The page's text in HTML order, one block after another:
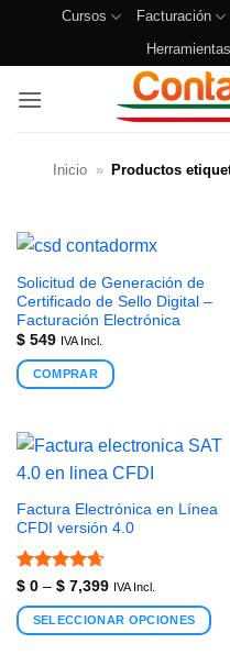
Cursos Facturación
Herramientas
Inicio » Productos
Solicitud de Generación de
Certificado de Sello Digital –
Facturación Electrónica
$549 IVA Incl.
COMPRAR
Factura Electrónica en Línea
CFDI versión 4.0
Valorado
con4.67
de 5
$0 – $7,399 IVA Incl.
SELECCIONAR OPCIONES